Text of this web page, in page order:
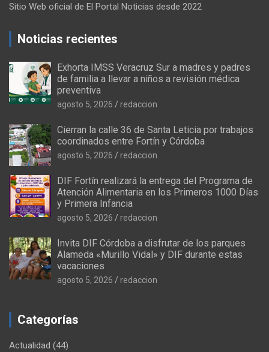
Sitio Web oficial de El Portal Noticias desde 2022
Noticias recientes
Exhorta IMSS Veracruz Sur a madres y padres
de familia a llevar a niños a revisión médica
preventiva
agosto 5, 2026 redaccion
Cierran la calle 36 de Santa Leticia por trabajos
coordinados entre Fortín y Córdoba
agosto 5, 2026 redaccion
DIF Fortín realizará la entrega del Programa de
Atención Alimentaria en los Primeros 1000 Días
y Primera Infancia
agosto 5, 2026 redaccion
Invita DIF Córdoba a disfrutar de los parques
Alameda «Murillo Vidal» y DIF durante estas
vacaciones
agosto 5, 2026 redaccion
Categorías
Actualidad (44)